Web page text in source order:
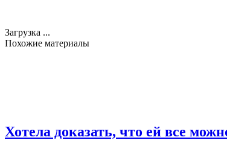
Загрузка ...
Похожие материалы
Хотела доказать, что ей все